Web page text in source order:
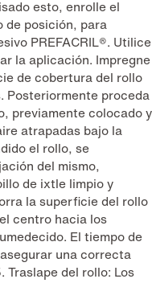
esto, enrolle el
de posición, para
PREFACRIL®. Utilice
la aplicación. Impregne
de cobertura del rollo
Posteriormente proceda
previamente colocado y
atrapadas bajo la
el rollo, se
del mismo,
de ixtle limpio y
la superficie del rollo
centro hacia los
El tiempo de
una correcta
Traslape del rollo: Los